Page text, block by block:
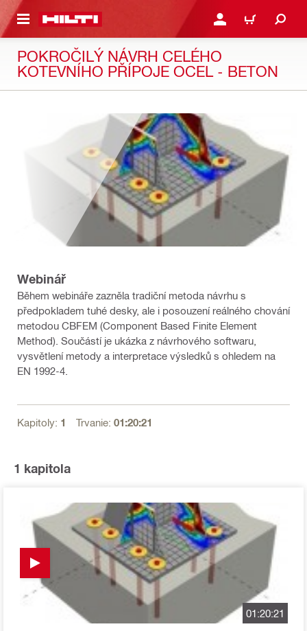
HLAVNÝ OBSAH PRIHLÁSIŤ ALEBO
KOŠÍK
POKROČILÝ NÁVRH CELÉHO
KOTEVNÍHO PŘÍPOJE OCEL - BETON
Webinář
Během webináře zazněla tradiční metoda návrhu s
předpokladem tuhé desky, ale i posouzení reálného chování
metodou CBFEM (Component Based Finite Element
Method). Součástí je ukázka z návrhového softwaru,
vysvětlení metody a interpretace výsledků s ohledem na
EN 1992-4.
Kapitoly: 1 Trvanie: 01:20:21
1 kapitola
01:20:21